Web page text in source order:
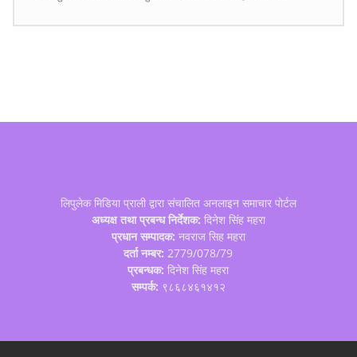
लिपुलेक मिडिया प्राली द्वारा संचालित अनलाइन समाचार पोर्टल
अध्यक्ष तथा प्रबन्ध निर्देशक: दिनेश सिंह महरा
प्रधान सम्पादक: नवराज सिह महरा
दर्ता नम्बर: 2779/078/79
प्रबन्धक: दिनेश सिंह महरा
सम्पर्क: ९८६८४६१४१२